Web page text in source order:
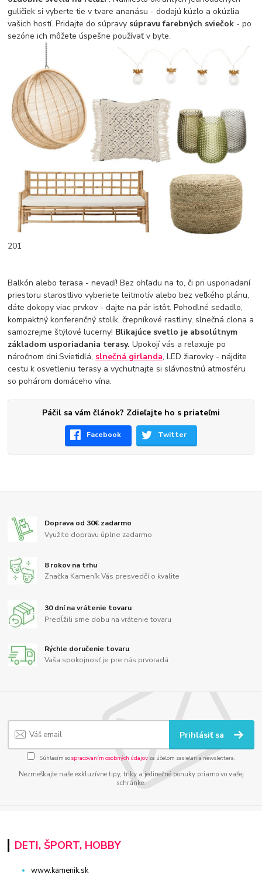
guličiek si vyberte tie v tvare ananásu - dodajú kúzlo a okúzlia
vašich hostí. Pridajte do súpravy súpravu farebných sviečok - po
sezóne ich môžete úspešne používať v byte.
201
Balkón alebo terasa - nevadí! Bez ohľadu na to, či pri usporiadaní
priestoru starostlivo vyberiete leitmotív alebo bez veľkého plánu,
dáte dokopy viac prvkov - dajte na pár istôt. Pohodlné sedadlo,
kompaktný konferenčný stolík, črepníkové rastliny, slnečná clona a
samozrejme štýlové lucerny! Blikajúce svetlo je absolútnym
základom usporiadania terasy.Upokojí vás a relaxuje po
náročnom dni.Svietidlá, slnečná girlanda, LED žiarovky - nájdite
cestu k osvetleniu terasy a vychutnajte si slávnostnú atmosféru
so pohárom domáceho vína.
Páčil sa vám článok? Zdieľajte ho s priateľmi
Facebook Twitter
Doprava od 30€ zadarmo
Využite dopravu úplne zadarmo
8 rokov na trhu
Značka Kameník Vás presvedčí o kvalite
30 dní na vrátenie tovaru
Predĺžili sme dobu na vrátenie tovaru
Rýchle doručenie tovaru
Vaša spokojnosť je pre nás prvoradá
Prihlásiť sa
Súhlasím sospracovaním osobných údajov za účelom zasielania newslettera.
Nezmeškajte naše exkluzívne tipy, triky a jedinečné ponuky priamo vo vašej
schránke.
DETI, ŠPORT, HOBBY
www.kamenik.sk